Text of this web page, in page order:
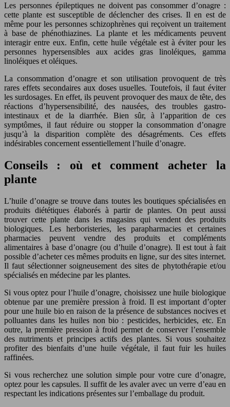
Les personnes épileptiques ne doivent pas consommer d’onagre :
cette plante est susceptible de déclencher des crises. Il en est de
même pour les personnes schizophrènes qui reçoivent un traitement
à base de phénothiazines. La plante et les médicaments peuvent
interagir entre eux. Enfin, cette huile végétale est à éviter pour les
personnes hypersensibles aux acides gras linoléiques, gamma
linoléiques et oléiques.
La consommation d’onagre et son utilisation provoquent de très
rares effets secondaires aux doses usuelles. Toutefois, il faut éviter
les surdosages. En effet, ils peuvent provoquer des maux de tête, des
réactions d’hypersensibilité, des nausées, des troubles gastro-
intestinaux et de la diarrhée. Bien sûr, à l’apparition de ces
symptômes, il faut réduire ou stopper la consommation d’onagre
jusqu’à la disparition complète des désagréments. Ces effets
indésirables concernent essentiellement l’huile d’onagre.
Conseils : où et comment acheter la
plante
L’huile d’onagre se trouve dans toutes les boutiques spécialisées en
produits diététiques élaborés à partir de plantes. On peut aussi
trouver cette plante dans les magasins qui vendent des produits
biologiques. Les herboristeries, les parapharmacies et certaines
pharmacies peuvent vendre des produits et compléments
alimentaires à base d’onagre (ou d’huile d’onagre). Il est tout à fait
possible d’acheter ces mêmes produits en ligne, sur des sites internet.
Il faut sélectionner soigneusement des sites de phytothérapie et/ou
spécialisés en médecine par les plantes.
Si vous optez pour l’huile d’onagre, choisissez une huile biologique
obtenue par une première pression à froid. Il est important d’opter
pour une huile bio en raison de la présence de substances nocives et
polluantes dans les huiles non bio : pesticides, herbicides, etc. En
outre, la première pression à froid permet de conserver l’ensemble
des nutriments et principes actifs des plantes. Si vous souhaitez
profiter des bienfaits d’une huile végétale, il faut fuir les huiles
raffinées.
Si vous recherchez une solution simple pour votre cure d’onagre,
optez pour les capsules. Il suffit de les avaler avec un verre d’eau en
respectant les indications présentes sur l’emballage du produit.